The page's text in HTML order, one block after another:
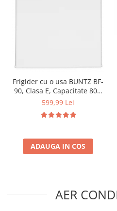
Frigider cu o usa BUNTZ BF-
90, Clasa E, Capacitate 80L,
Iluminare interioara,
cm, Alb
599,99 Lei
ADAUGA IN COS
AER